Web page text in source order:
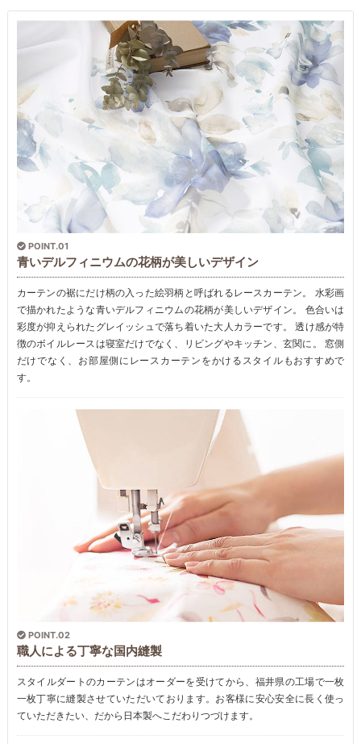
POINT.01
青いデルフィニウムの花柄が美しいデザイン
カーテンの裾にだけ柄の入った絵羽柄と呼ばれるレースカーテン。 水彩画
で描かれたような青いデルフィニウムの花柄が美しいデザイン。 色合いは
彩度が抑えられたグレイッシュで落ち着いた大人カラーです。 透け感が特
徴のボイルレースは寝室だけでなく、リビングやキッチン、玄関に。 窓側
だけでなく、お部屋側にレースカーテンをかけるスタイルもおすすめで
す。
POINT.02
職人による丁寧な国内縫製
スタイルダートのカーテンはオーダーを受けてから、福井県の工場で一枚
一枚丁寧に縫製させていただいております。お客様に安心安全に長く使っ
ていただきたい、だから日本製へこだわりつづけます。